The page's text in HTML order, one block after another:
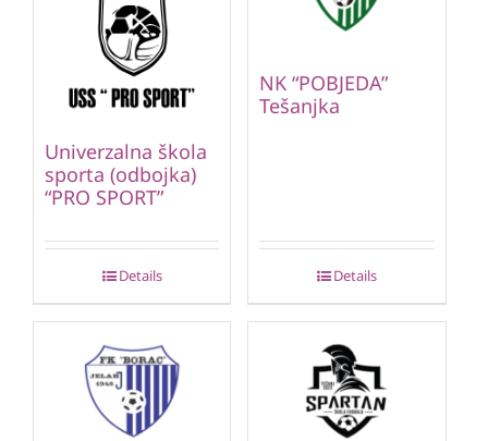
Univerzalna škola
sporta (odbojka)
“PRO SPORT”
Details
NK “POBJEDA”
Tešanjka
Details